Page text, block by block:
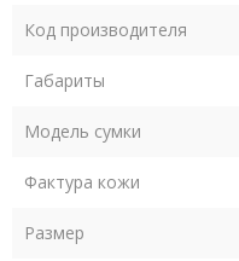
Код производителя
Габариты
Модель сумки
Фактура кожи
Размер